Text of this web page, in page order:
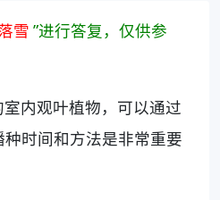
雪 ”进行答复，仅供参
内观叶植物，可以通过
时间和方法是非常重要